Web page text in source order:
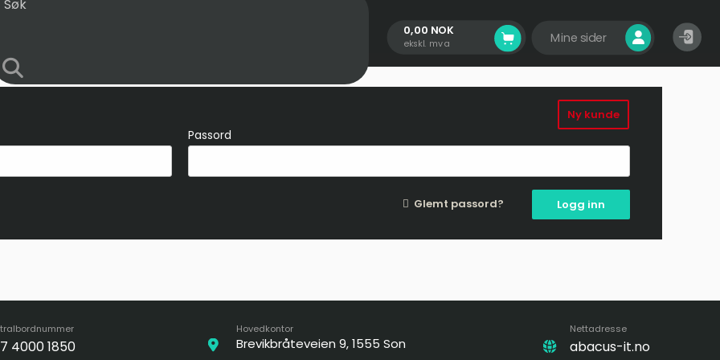
0,00 NOK
ekskl. mva Mine sider
Passord
Logg inn
Glemt passord?
Ny kunde
4000 1850
Hovedkontor
Brevikbråteveien 9, 1555 Son
Nettadresse
abacus-it.no